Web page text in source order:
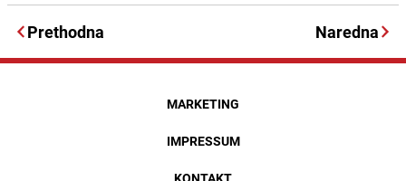
Prethodna Naredna
MARKETING
IMPRESSUM